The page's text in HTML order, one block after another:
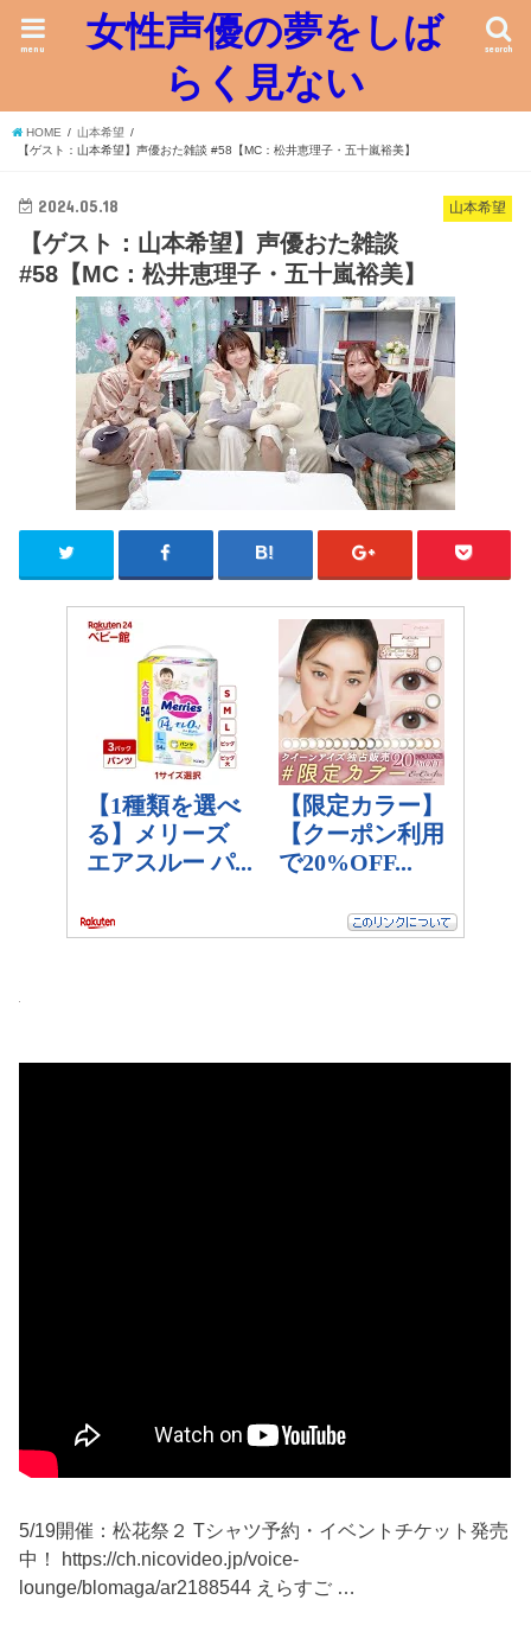
女性声優の夢をしば
らく見ない
search
menu
HOME
山本希望
【ゲスト：山本希望】声優おた雑談 #58【MC：松井恵理子・五十嵐裕美】
山本希望
2024.05.18
【ゲスト：山本希望】声優おた雑談
#58【MC：松井恵理子・五十嵐裕美】
5/19開催：松花祭２ Tシャツ予約・イベントチケット発売
中！ https://ch.nicovideo.jp/voice-
lounge/blomaga/ar2188544 えらすご …